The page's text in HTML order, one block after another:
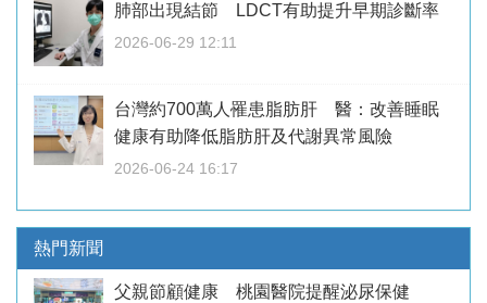
肺部出現結節 LDCT有助提升早期診斷率
2026-06-29 12:11
台灣約700萬人罹患脂肪肝 醫：改善睡眠
健康有助降低脂肪肝及代謝異常風險
2026-06-24 16:17
熱門新聞
父親節顧健康 桃園醫院提醒泌尿保健